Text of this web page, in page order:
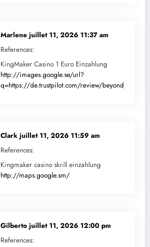
Marlene juillet 11, 2026 11:37 am
References:
KingMaker Casino 1 Euro Einzahlung
http://images.google.se/url?
q=https://de.trustpilot.com/review/
Clark juillet 11, 2026 11:59 am
References:
Kingmaker casino skrill einzahlung
http://maps.google.sm/
Gilberto juillet 11, 2026 12:00 pm
References: